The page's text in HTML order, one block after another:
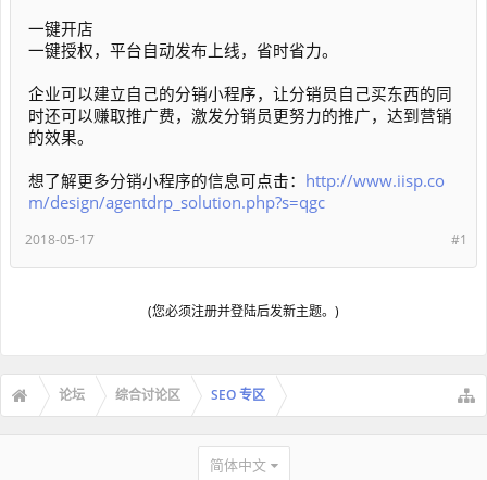
一键开店
一键授权，平台自动发布上线，省时省力。
企业可以建立自己的分销小程序，让分销员自己买东西的同
时还可以赚取推广费，激发分销员更努力的推广，达到营销
的效果。
想了解更多分销小程序的信息可点击： http://www.iisp.co
m/design/agentdrp_solution.php?s=qgc
#1
2018-05-17
(您必须注册并登陆后发新主题。)
论坛 综合讨论区 SEO 专区
简体中文